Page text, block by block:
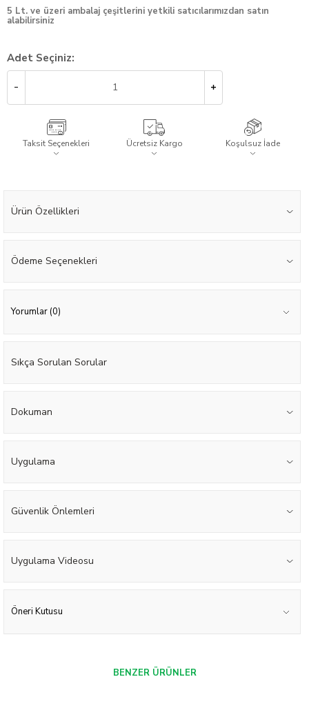
5 Lt. ve üzeri ambalaj çeşitlerini yetkili satıcılarımızdan satın
alabilirsiniz
Adet Seçiniz:
Taksit Seçenekleri Ücretsiz Kargo Koşulsuz İade
Ürün Özellikleri
Ödeme Seçenekleri
Yorumlar (0)
Sıkça Sorulan Sorular
Dokuman
Uygulama
Güvenlik Önlemleri
Uygulama Videosu
Öneri Kutusu
BENZER ÜRÜNLER